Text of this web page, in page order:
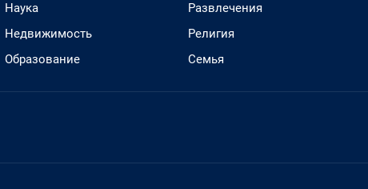
Наука
Недвижимость
Образование
Развлечения
Религия
Семья